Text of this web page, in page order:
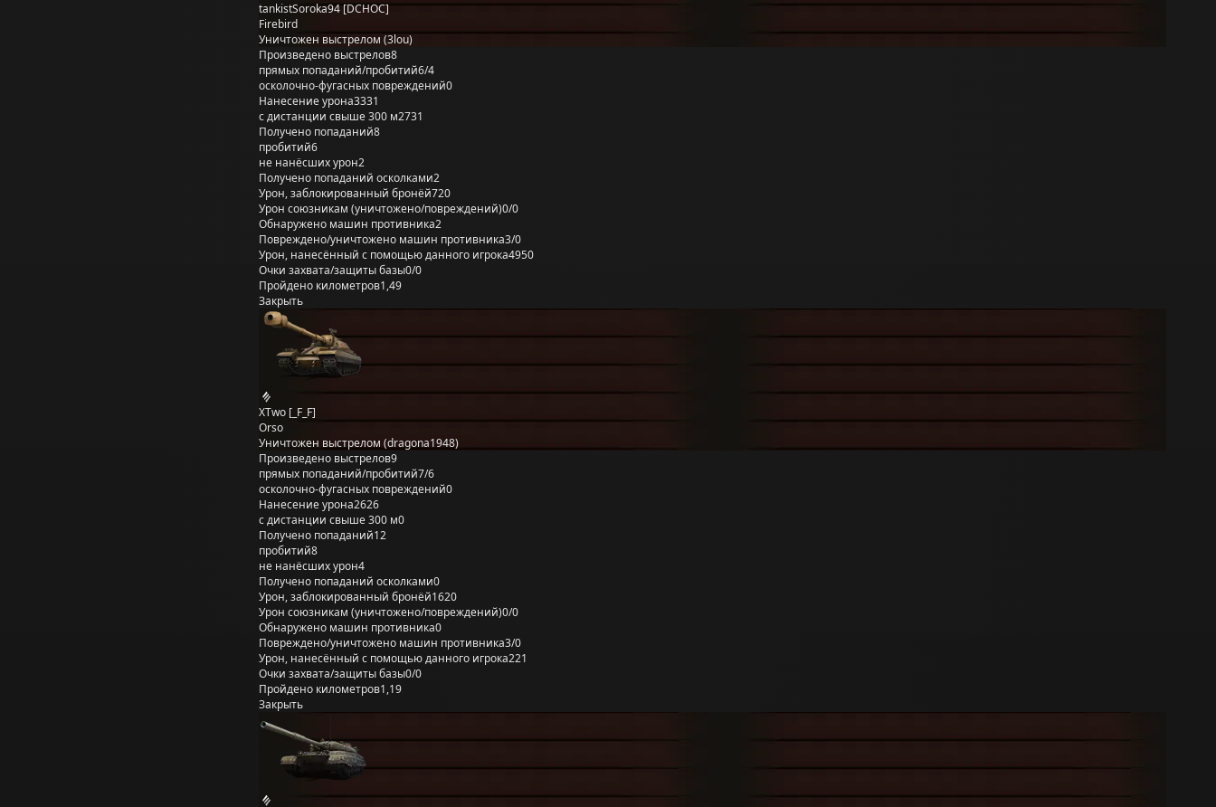
tankistSoroka94 [DCHOC]
Firebird
Уничтожен выстрелом (3lou)
Произведено выстрелов8
прямых попаданий/пробитий6/4
осколочно-фугасных повреждений0
Нанесение урона3331
с дистанции свыше 300 м2731
Получено попаданий8
пробитий6
не нанёсших урон2
Получено попаданий осколками2
Урон, заблокированный бронёй720
Урон союзникам (уничтожено/повреждений)0/0
Обнаружено машин противника2
Повреждено/уничтожено машин противника3/0
Урон, нанесённый с помощью данного игрока4950
Очки захвата/защиты базы0/0
Пройдено километров1,49
Закрыть
XTwo [_F_F]
Orso
Уничтожен выстрелом (dragona1948)
Произведено выстрелов9
прямых попаданий/пробитий7/6
осколочно-фугасных повреждений0
Нанесение урона2626
с дистанции свыше 300 м0
Получено попаданий12
пробитий8
не нанёсших урон4
Получено попаданий осколками0
Урон, заблокированный бронёй1620
Урон союзникам (уничтожено/повреждений)0/0
Обнаружено машин противника0
Повреждено/уничтожено машин противника3/0
Урон, нанесённый с помощью данного игрока221
Очки захвата/защиты базы0/0
Пройдено километров1,19
Закрыть